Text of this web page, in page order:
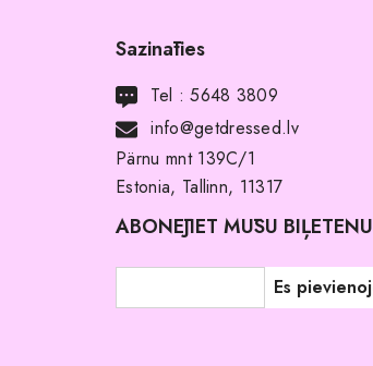
Sazināties
Tel :5648 3809
info@getdressed.lv
Pärnu mnt 139C/1
Estonia, Tallinn, 11317
ABONĒJIET MŪSU BIĻETENU